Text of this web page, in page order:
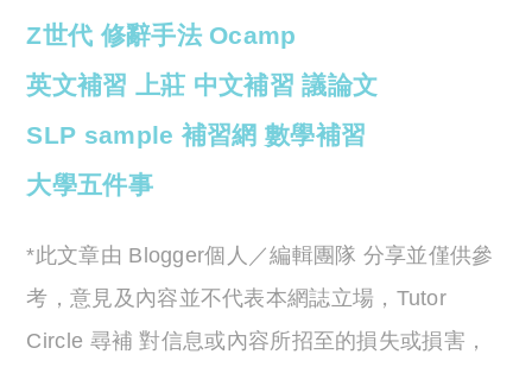
Z世代 修辭手法Ocamp
英文補習
上莊 中文補習 議論文
SLP sample 補習網 數學補習
大學五件事
*此文章由 Blogger個人／編輯團隊 分享並僅供參
考，意見及內容並不代表本網誌立場，Tutor
Circle 尋補 對信息或內容所招至的損失或損害，